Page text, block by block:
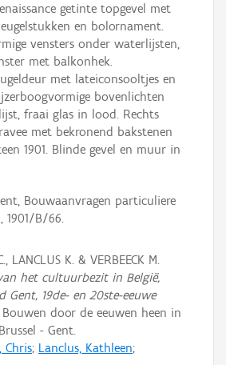
getinte topgevel met
en bolornament.
vensters onder waterlijsten,
met balkonhek.
met lateiconsooltjes en
bovenlichten
fraai glas in lood. Rechts
met bekronend bakstenen
1901. Blinde gevel en muur in
Bouwaanvragen particuliere
1901/B/66.
LANCLUS K. & VERBEECK M.
het cultuurbezit in België,
Gent, 19de- en 20ste-eeuwe
Bouwen door de eeuwen heen in
- Gent.
Chris; Lanclus, Kathleen;